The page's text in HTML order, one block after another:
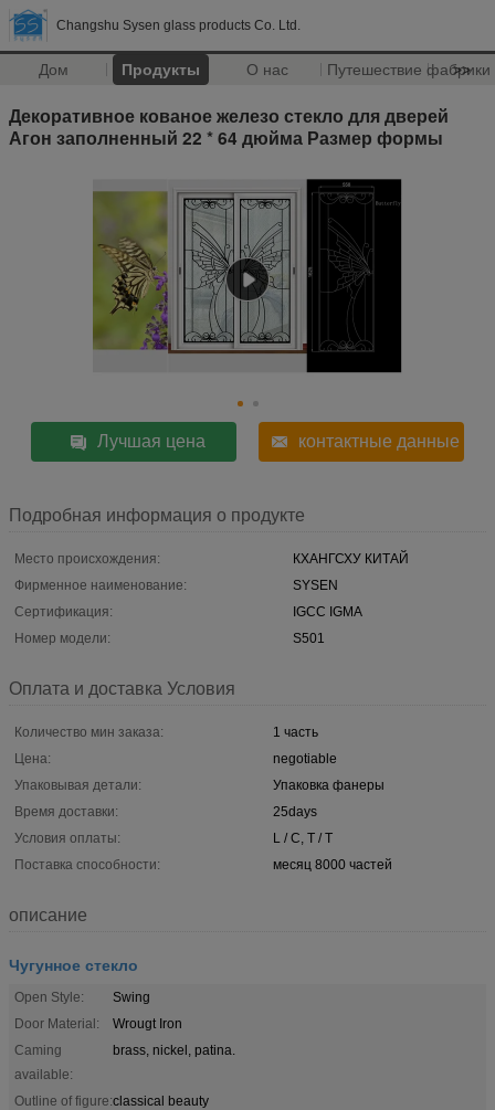
Changshu Sysen glass products Co. Ltd.
Дом Продукты О нас Путешествие фабрики
>>
Декоративное кованое железо стекло для дверей
Агон заполненный 22 * 64 дюйма Размер формы
Лучшая цена контактные данные
Подробная информация о продукте
Место происхождения:
КХАНГСХУ КИТАЙ
Фирменное наименование:
SYSEN
Сертификация:
IGCC IGMA
Номер модели:
S501
Оплата и доставка Условия
Количество мин заказа:
1 часть
Цена:
negotiable
Упаковывая детали:
Упаковка фанеры
Время доставки:
25days
Условия оплаты:
L / C, T / T
Поставка способности:
месяц 8000 частей
описание
Чугунное стекло
Open Style:
Swing
Door Material:
Wrougt Iron
Caming
available:
brass, nickel, patina.
Outline of figure:classical beauty